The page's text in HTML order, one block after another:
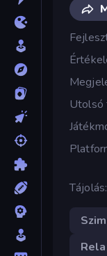
Utolsó
Tájolás